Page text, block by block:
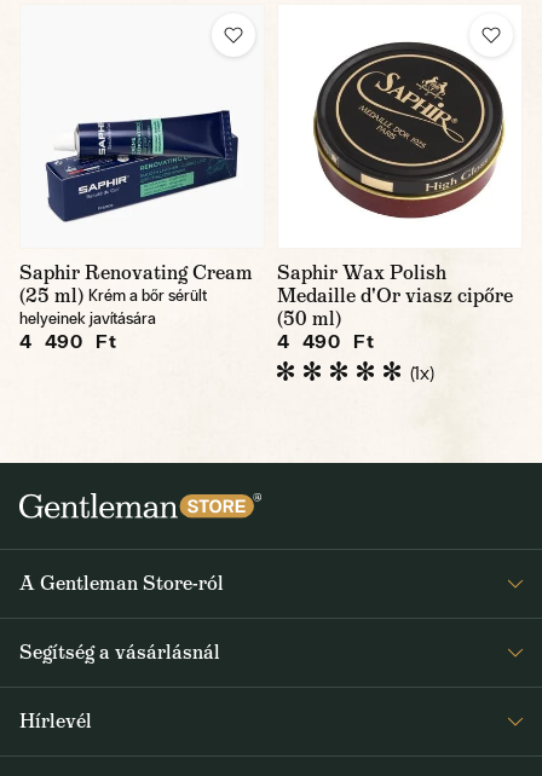
Saphir Renovating Cream
(25 ml) Krém a bőr sérült
helyeinek javítására
4 490 Ft
Saphir Wax Polish
Medaille d'Or viasz cipőre
(50 ml)
4 490 Ft
(1x)
A Gentleman Store-ról
Rólunk
Journal
Segítség a vásárlásnál
Hírlevél